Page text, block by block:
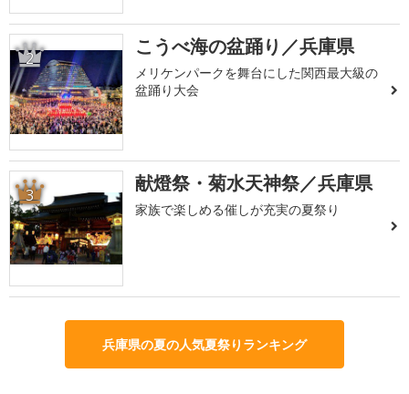
2 こうべ海の盆踊り／兵庫県
メリケンパークを舞台にした関西最大級の
盆踊り大会
3 献燈祭・菊水天神祭／兵庫県
家族で楽しめる催しが充実の夏祭り
兵庫県の夏の人気夏祭りランキング